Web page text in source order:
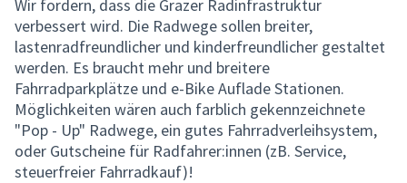
Wir fordern, dass die Grazer Radinfrastruktur
verbessert wird. Die Radwege sollen breiter,
lastenradfreundlicher und kinderfreundlicher gestaltet
werden. Es braucht mehr und breitere
Fahrradparkplätze und e-Bike Auflade Stationen.
Möglichkeiten wären auch farblich gekennzeichnete
"Pop - Up" Radwege, ein gutes Fahrradverleihsystem,
oder Gutscheine für Radfahrer:innen (zB. Service,
steuerfreier Fahrradkauf)!